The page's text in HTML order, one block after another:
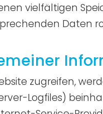
vielfältigen
Daten
zugreifen,
Logfiles)